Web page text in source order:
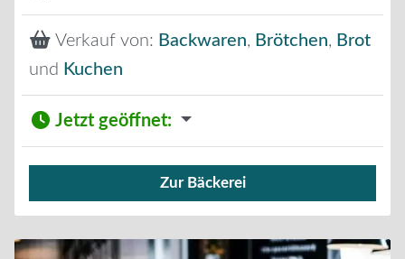
Verkauf von: Backwaren, Brötchen, Brot
und Kuchen
Jetzt geöffnet:
Verkauf von Brötchen,
Zur Bäckerei